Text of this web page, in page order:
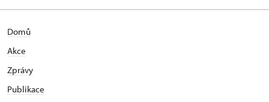
Domů
Akce
Zprávy
Publikace